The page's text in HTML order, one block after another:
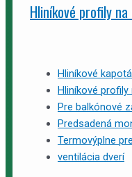
Hliníkové profily
Hliníkové
Hliníkové
Pre balkónové
Predsadená
Termovýplne
ventilácia dverí